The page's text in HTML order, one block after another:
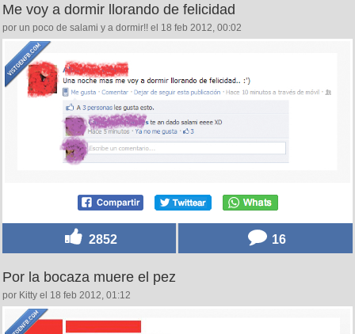
Me voy a dormir llorando de felicidad
por un poco de salami y a dormir!! el 18 feb 2012, 00:02
2852 16
Por la bocaza muere el pez
por Kitty el 18 feb 2012, 01:12